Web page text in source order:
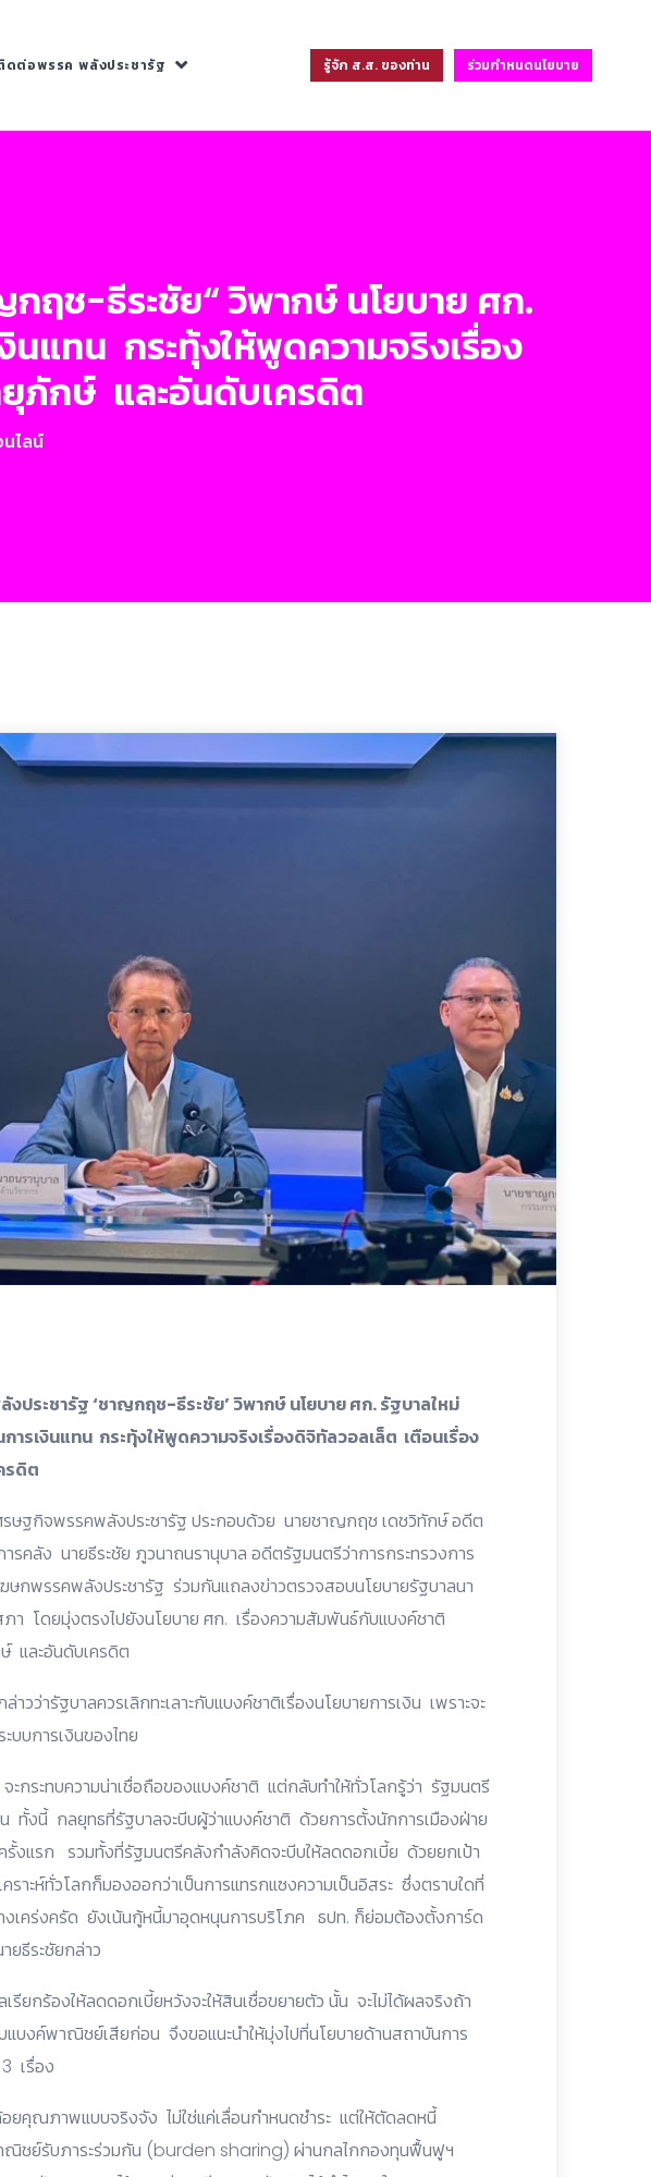
ดต่อพรรค พลังประชารัฐ รู้จัก ส.ส. ของท่าน ร่วมกำหนดนโยบาย
ฤช-ธีระชัย“ วิพากษ์ นโยบาย ศก.
นแทน กระทุ้งให้พูดความจริงเรื่อง
ภักษ์ และอันดับเครดิต
ไลน์
ประชารัฐ ‘ชาญกฤช-ธีระชัย’ วิพากษ์ นโยบาย ศก. รัฐบาลใหม่
การเงินแทน กระทุ้งให้พูดความจริงเรื่องดิจิทัลวอลเล็ต เตือนเรื่อง
รดิต
ษฐกิจพรรคพลังประชารัฐ ประกอบด้วย นายชาญกฤช เดชวิทักษ์ อดีต
รคลัง นายธีระชัย ภูวนาถนรานุบาล อดีตรัฐมนตรีว่าการกระทรวงการ
ษกพรรคพลังประชารัฐ ร่วมกันแถลงข่าวตรวจสอบนโยบายรัฐบาลนา
า โดยมุ่งตรงไปยังนโยบาย ศก. เรื่องความสัมพันธ์กับแบงค์ชาติ
และอันดับเครดิต
วว่ารัฐบาลควรเลิกทะเลาะกับแบงค์ชาติเรื่องนโยบายการเงิน เพราะจะ
บบการเงินของไทย
กระทบความน่าเชื่อถือของแบงค์ชาติ แต่กลับทำให้ทั่วโลกรู้ว่า รัฐมนตรี
น ทั้งนี้ กลยุทธที่รัฐบาลจะบีบผู้ว่าแบงค์ชาติ ด้วยการตั้งนักการเมืองฝ่าย
ครั้งแรก รวมทั้งที่รัฐมนตรีคลังกำลังคิดจะบีบให้ลดดอกเบี้ย ด้วยยกเป้า
ราะห์ทั่วโลกก็มองออกว่าเป็นการแทรกแซงความเป็นอิสระ ซึ่งตราบใดที่
งเคร่งครัด ยังเน้นกู้หนี้มาอุดหนุนการบริโภค ธปท. ก็ย่อมต้องตั้งการ์ด
ยธีระชัยกล่าว
รียกร้องให้ลดดอกเบี้ยหวังจะให้สินเชื่อขยายตัว นั้น จะไม่ได้ผลจริงถ้า
แบงค์พาณิชย์เสียก่อน จึงขอแนะนำให้มุ่งไปที่นโยบายด้านสถาบันการ
เรื่อง
ยคุณภาพแบบจริงจัง ไม่ใช่แค่เลื่อนกำหนดชำระ แต่ให้ตัดลดหนี้
ชย์รับภาระร่วมกัน (burden sharing) ผ่านกลไกกองทุนฟื้นฟูฯ